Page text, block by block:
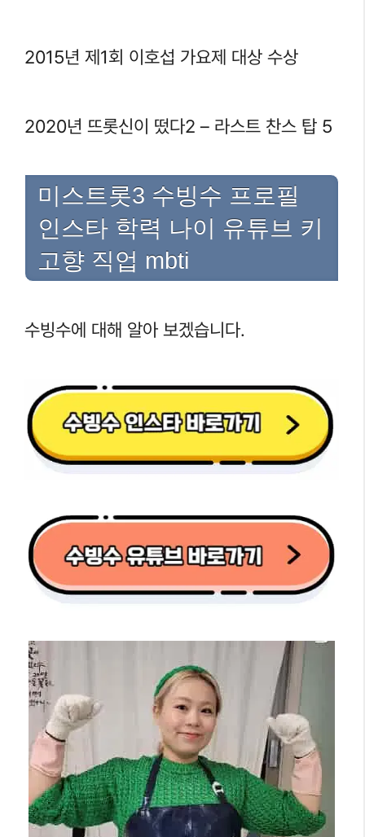
2015년 제1회 이호섭 가요제 대상 수상
2020년 뜨롯신이 떴다2 – 라스트 찬스 탑 5
미스트롯3 수빙수 프로필
인스타 학력 나이 유튜브 키
고향 직업 mbti
수빙수에 대해 알아 보겠습니다.